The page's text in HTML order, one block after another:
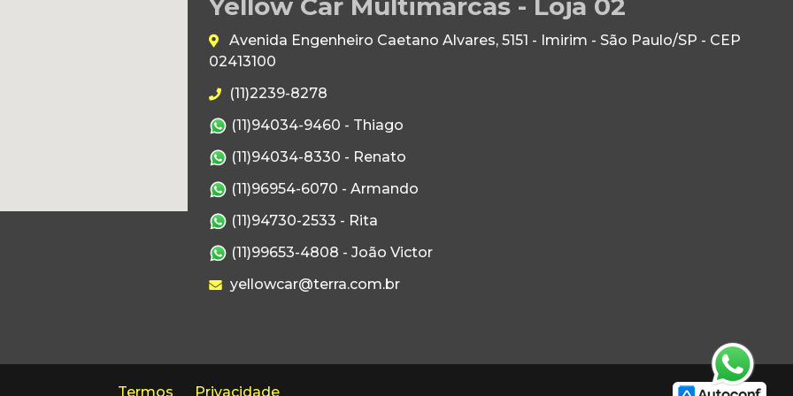
Avenida Engenheiro Caetano Alvares, 5151 - Imirim - São Paulo/SP - CEP
02413100
(11)2239-8278
(11)94034-9460 - Thiago
(11)94034-8330 - Renato
(11)96954-6070 - Armando
(11)94730-2533 - Rita
(11)99653-4808 - João Victor
yellowcar@terra.com.br
Termos Privacidade